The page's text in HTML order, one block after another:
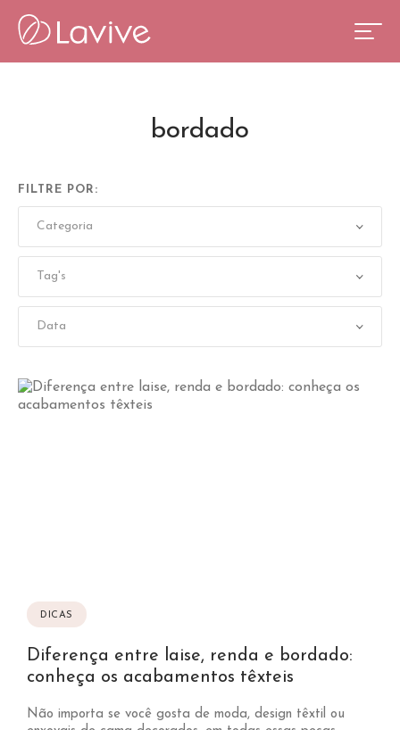
bordado
FILTRE POR:
DICAS
Diferença entre laise, renda e bordado:
conheça os acabamentos têxteis
Não importa se você gosta de moda, design têxtil ou